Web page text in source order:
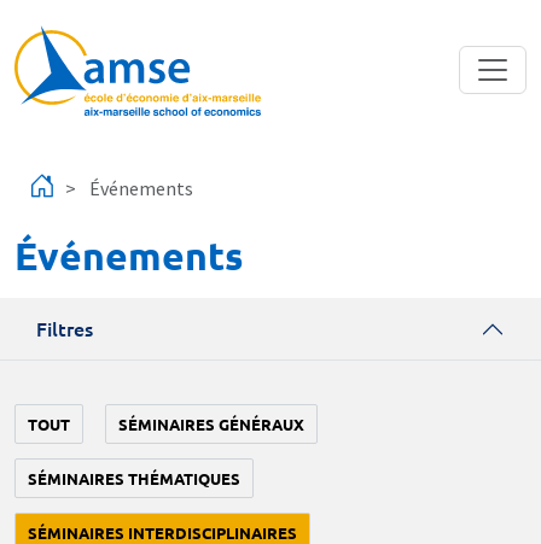
Événements
Événements
Filtres
TOUT SÉMINAIRES GÉNÉRAUX
SÉMINAIRES THÉMATIQUES
SÉMINAIRES INTERDISCIPLINAIRES